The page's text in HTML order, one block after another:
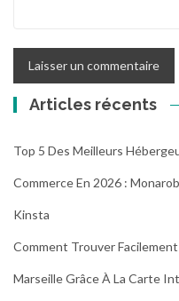
Articles récents
Top 5 Des Meilleurs
Commerce En 2026 :
Kinsta
Comment Trouver
Marseille Grâce À La Carte